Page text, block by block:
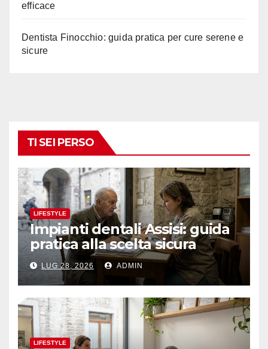
efficace
Dentista Finocchio: guida pratica per cure serene e
sicure
TI SEI PERSO
LIFESTYLE
Impianti dentali Assisi: guida
pratica alla scelta sicura
LUG 28, 2026 ADMIN
LIFESTYLE